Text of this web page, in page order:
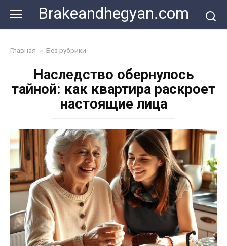
content
Brakeandhegyan.com
Главная » Без рубрики
Наследство обернулось
тайной: как квартира раскроет
настоящие лица